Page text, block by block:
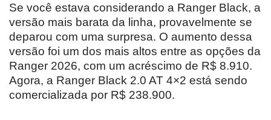
Se você estava considerando a Ranger Black, a
versão mais barata da linha, provavelmente se
deparou com uma surpresa. O aumento dessa
versão foi um dos mais altos entre as opções da
Ranger 2026, com um acréscimo de R$ 8.910.
Agora, a Ranger Black 2.0 AT 4×2 está sendo
comercializada por R$ 238.900.